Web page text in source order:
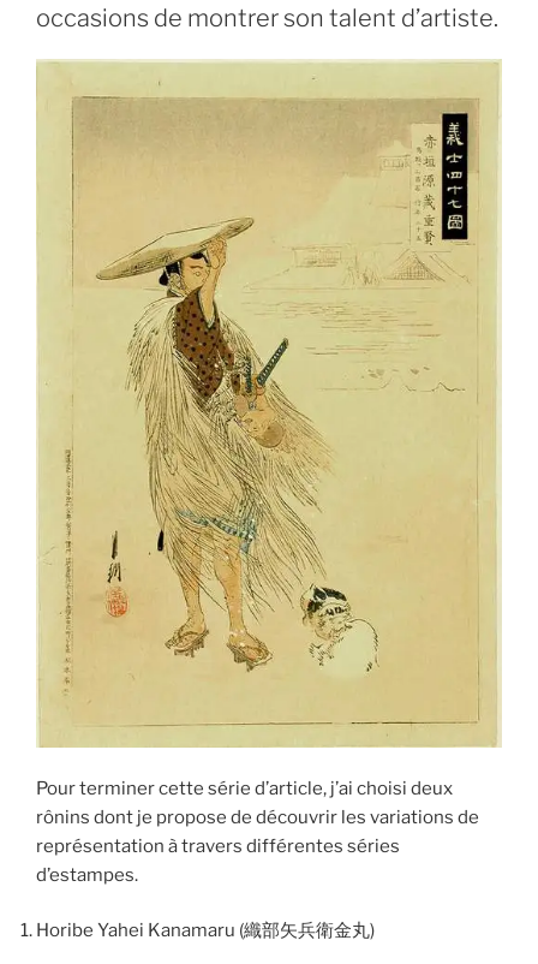
occasions de montrer son talent d’artiste.
Pour terminer cette série d’article, j’ai choisi deux
rônins dont je propose de découvrir les variations de
représentation à travers différentes séries
d’estampes.
Horibe Yahei Kanamaru (織部矢兵衛金丸)